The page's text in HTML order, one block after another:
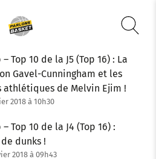
Top 10 de la J5 (Top 16) : La
Gavel-Cunningham et les
athlétiques de Melvin Ejim !
2018 à 10h30
Top 10 de la J4 (Top 16) :
dunks !
2018 à 09h43